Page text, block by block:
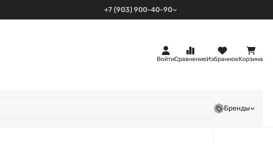
+7 (903) 900-40-90
ВойтиСравнениеИзбранноеКорзина
Бренды